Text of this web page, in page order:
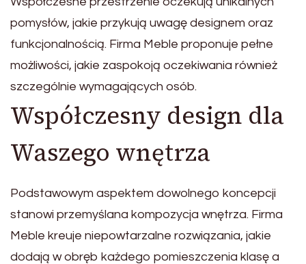
pomysłów, jakie przykują uwagę designem oraz
funkcjonalnością. Firma Meble proponuje pełne
możliwości, jakie zaspokoją oczekiwania również
szczególnie wymagających osób.
Współczesny design dla
Waszego wnętrza
Podstawowym aspektem dowolnego koncepcji
stanowi przemyślana kompozycja wnętrza. Firma
Meble kreuje niepowtarzalne rozwiązania, jakie
dodają w obręb każdego pomieszczenia klasę a